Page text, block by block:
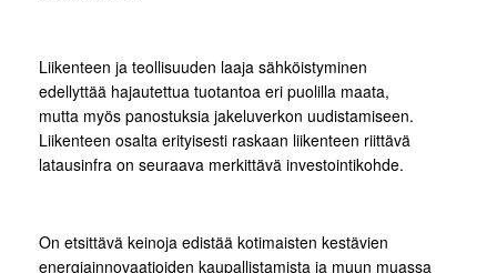
Liikenteen ja teollisuuden laaja sähköistyminen
edellyttää hajautettua tuotantoa eri puolilla maata,
mutta myös panostuksia jakeluverkon uudistamiseen.
Liikenteen osalta erityisesti raskaan liikenteen riittävä
latausinfra on seuraava merkittävä investointikohde.
On etsittävä keinoja edistää kotimaisten kestävien
energiainnovaatioiden kaupallistamista ja muun muassa